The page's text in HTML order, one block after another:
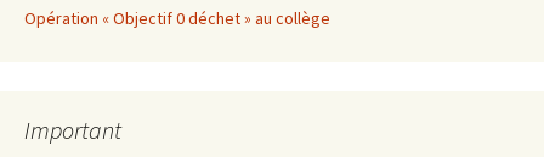
Opération « Objectif 0 déchet » au collège
Important